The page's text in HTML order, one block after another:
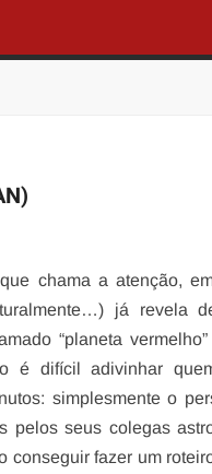
chama a atenção,
já revela
“planeta
é difícil adivinhar
simplesmente o
pelos seus colegas
conseguir fazer um